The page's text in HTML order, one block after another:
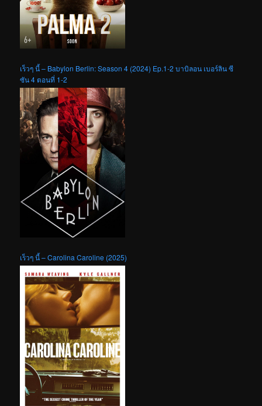
เร็วๆ นี้ – Babylon Berlin: Season 4 (2024) Ep.1-2 บาบิลอน เบอร์ลิน ซี
ซัน 4 ตอนที่ 1-2
เร็วๆ นี้ – Carolina Caroline (2025)